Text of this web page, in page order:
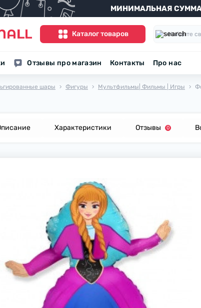
МИНИМАЛЬНАЯ СУММА
Каталог товаров
Отзывы про магазин Контакты Про нас
шары Фигуры Мультфильмы| Фильмы | Игры
Характеристики Отзывы 0